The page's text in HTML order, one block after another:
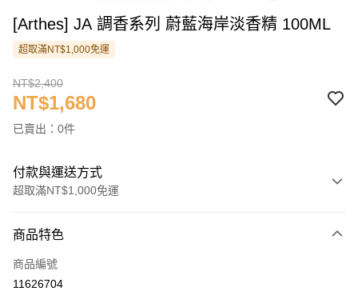
[Arthes] JA 調香系列 蔚藍海岸淡香精 100ML
超取滿NT$1,000免運
NT$2,400
NT$1,680
已賣出：0件
付款與運送方式
超取滿NT$1,000免運
信用卡一次付款
信用卡分期付款
商品特色
商品編號
11626704